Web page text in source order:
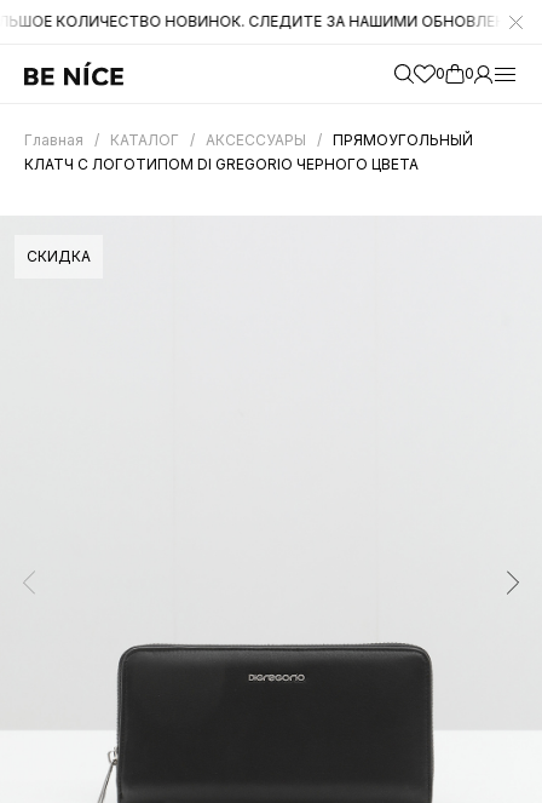
НОВИНОК. СЛЕДИТЕ ЗА НАШИМИ ОБНОВЛЕНИЯМИ НА
0 0
Главная / КАТАЛОГ / АКСЕССУАРЫ / ПРЯМОУГОЛЬНЫЙ
КЛАТЧ С ЛОГОТИПОМ DI GREGORIO ЧЕРНОГО ЦВЕТА
СКИДКА